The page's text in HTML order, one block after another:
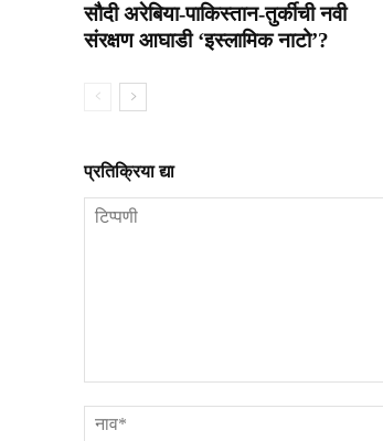
सौदी अरेबिया-पाकिस्तान-तुर्कीची नवी
संरक्षण आघाडी ‘इस्लामिक नाटो’?
प्रतिक्रिया द्या